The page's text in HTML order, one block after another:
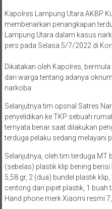
Kapolres Lampung Utara AKBP
membenarkan penangkapan
Lampung Utara dalam kasus
pers pada Selasa 5/7/2022 di
Dikatakan oleh Kapolres,
dari warga tentang adanya
narkoba
Selanjutnya tim opsnal Satres
penyelidikan ke TKP sebuah
ternyata benar saat dilakukan
terduga pelaku sedang melayani
Selanjutnya, oleh tim terduga MT
(sebelas) plastik klip bening
5,58 gr, 2 (dua) bundel plastik
centong dari pipet plastik, 1 buah
Hand phone merk Xiaomi resmi